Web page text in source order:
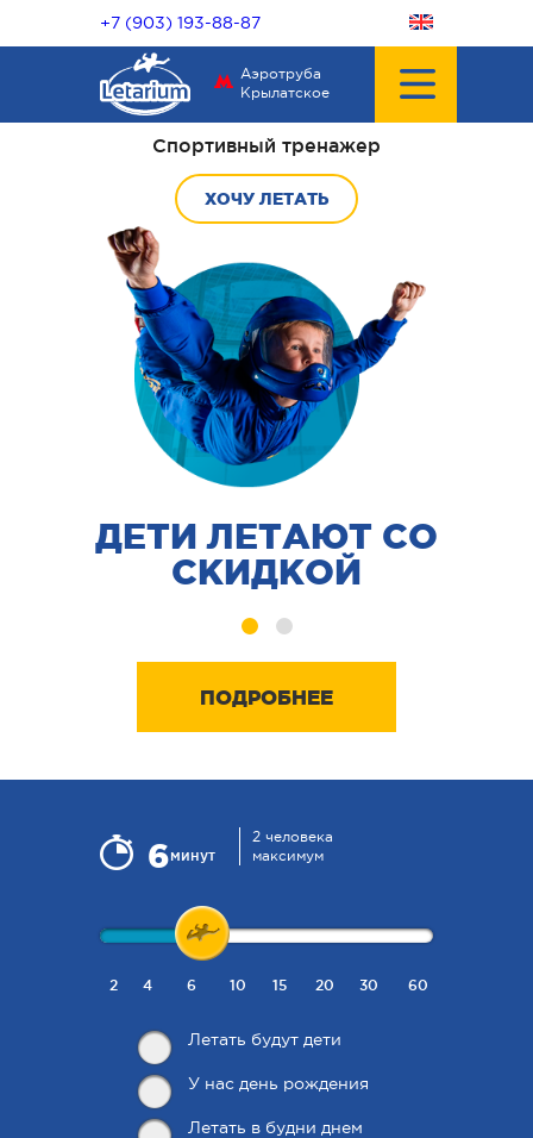
+7 (903) 193-88-87
Аэротруба
Крылатское
Спортивный тренажер
ХОЧУ ЛЕТАТЬ
ДЕТИ ЛЕТАЮТ СО
СКИДКОЙ
ПОДРОБНЕЕ
6минут
2 человека
максимум
2 4 6 10 15 20 30 60
Летать будут дети
У нас день рождения
Летать в будни днем